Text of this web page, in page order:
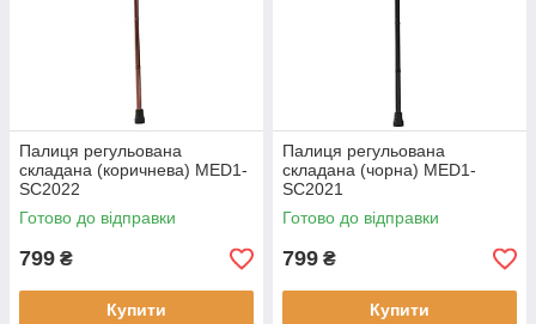
Палиця регульована
складана (коричнева) MED1-
SC2022
Готово до відправки
799 ₴
Купити
Палиця регульована
складана (чорна) MED1-
SC2021
Готово до відправки
799 ₴
Купити